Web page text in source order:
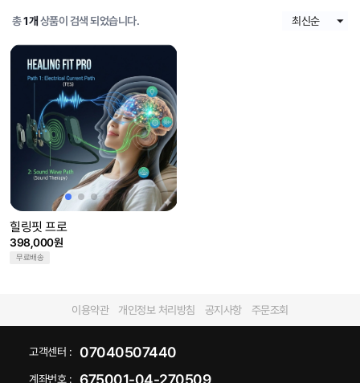
총1개 상품이 검색 되었습니다.
힐링핏 프로
398,000원
무료배송
이용약관 개인정보 처리방침 공지사항 주문조회
고객센터 : 07040507440
계좌번호 : 675001-04-270509